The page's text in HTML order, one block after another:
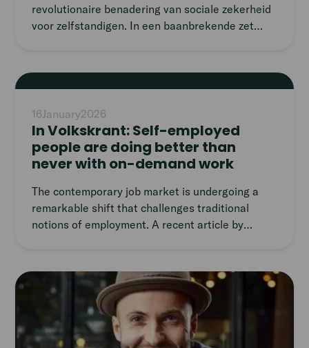
revolutionaire benadering van sociale zekerheid
voor zelfstandigen. In een baanbrekende zet
arbeidsongeschiktheid. Oprichter Niels Arntz
noemt het een wereldprimeur die zelfstandigen
een vangnet biedt.
16January2026
In Volkskrant: Self-employed
people are doing better than
never with on-demand work
The contemporary job market is undergoing a
remarkable shift that challenges traditional
notions of employment. A recent article by
historically tight labour market and the growing
popularity of digital notice boards like Temper.
Read
Read